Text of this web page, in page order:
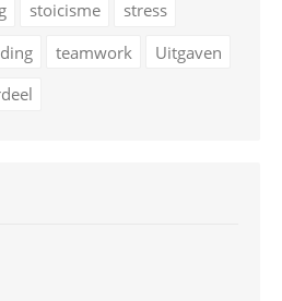
stoicisme
stress
teamwork
Uitgaven